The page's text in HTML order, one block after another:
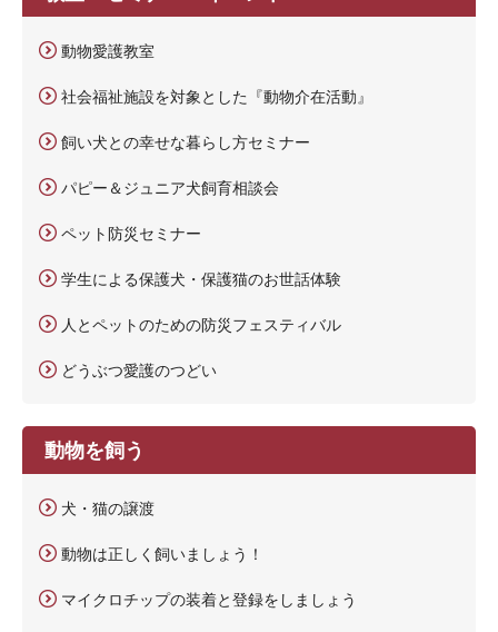
動物愛護教室
社会福祉施設を対象とした『動物介在活動』
飼い犬との幸せな暮らし方セミナー
パピー＆ジュニア犬飼育相談会
ペット防災セミナー
学生による保護犬・保護猫のお世話体験
人とペットのための防災フェスティバル
どうぶつ愛護のつどい
動物を飼う
犬・猫の譲渡
動物は正しく飼いましょう！
マイクロチップの装着と登録をしましょう